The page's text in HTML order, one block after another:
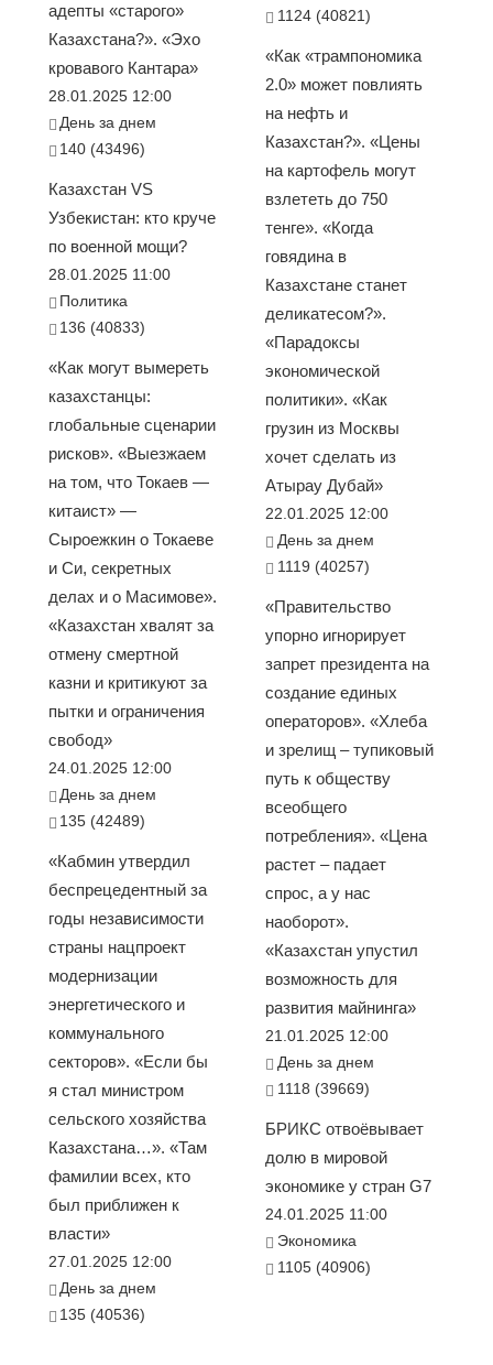
адепты «старого»
Казахстана?». «Эхо
кровавого Кантара»
28.01.2025 12:00
День за днем
140 (43496)
Казахстан VS
Узбекистан: кто круче
по военной мощи?
28.01.2025 11:00
Политика
136 (40833)
«Как могут вымереть
казахстанцы:
глобальные сценарии
рисков». «Выезжаем
на том, что Токаев —
китаист» —
Сыроежкин о Токаеве
и Си, секретных
делах и о Масимове».
«Казахстан хвалят за
отмену смертной
казни и критикуют за
пытки и ограничения
свобод»
24.01.2025 12:00
День за днем
135 (42489)
«Кабмин утвердил
беспрецедентный за
годы независимости
страны нацпроект
модернизации
энергетического и
коммунального
секторов». «Если бы
я стал министром
сельского хозяйства
Казахстана…». «Там
фамилии всех, кто
был приближен к
власти»
27.01.2025 12:00
День за днем
135 (40536)
1124 (40821)
«Как «трампономика
2.0» может повлиять
на нефть и
Казахстан?». «Цены
на картофель могут
взлететь до 750
тенге». «Когда
говядина в
Казахстане станет
деликатесом?».
«Парадоксы
экономической
политики». «Как
грузин из Москвы
хочет сделать из
Атырау Дубай»
22.01.2025 12:00
День за днем
1119 (40257)
«Правительство
упорно игнорирует
запрет президента на
создание единых
операторов». «Хлеба
и зрелищ – тупиковый
путь к обществу
всеобщего
потребления». «Цена
растет – падает
спрос, а у нас
наоборот».
«Казахстан упустил
возможность для
развития майнинга»
21.01.2025 12:00
День за днем
1118 (39669)
БРИКС отвоёвывает
долю в мировой
экономике у стран G7
24.01.2025 11:00
Экономика
1105 (40906)